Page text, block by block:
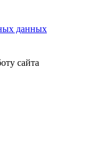
данных
сайта